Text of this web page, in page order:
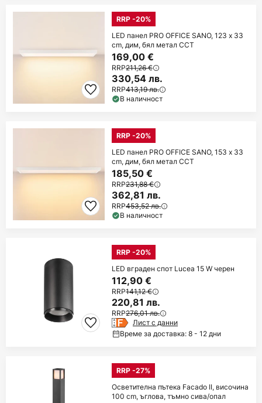
RRP -20%
LED панел PRO OFFICE SANO, 123 x 33
cm, дим, бял метал CCT
169,00 €
RRP211,26 €
330,54 лв.
RRP413,19 лв.
В наличност
RRP -20%
LED панел PRO OFFICE SANO, 153 x 33
cm, дим, бял метал CCT
185,50 €
RRP231,88 €
362,81 лв.
RRP453,52 лв.
В наличност
RRP -20%
LED вграден спот Lucea 15 W черен
112,90 €
RRP141,12 €
220,81 лв.
RRP276,01 лв.
Лист с данни
Време за доставка: 8 - 12 дни
RRP -27%
Осветителна пътека Facado II, височина
100 cm, ъглова, тъмно сива/опал